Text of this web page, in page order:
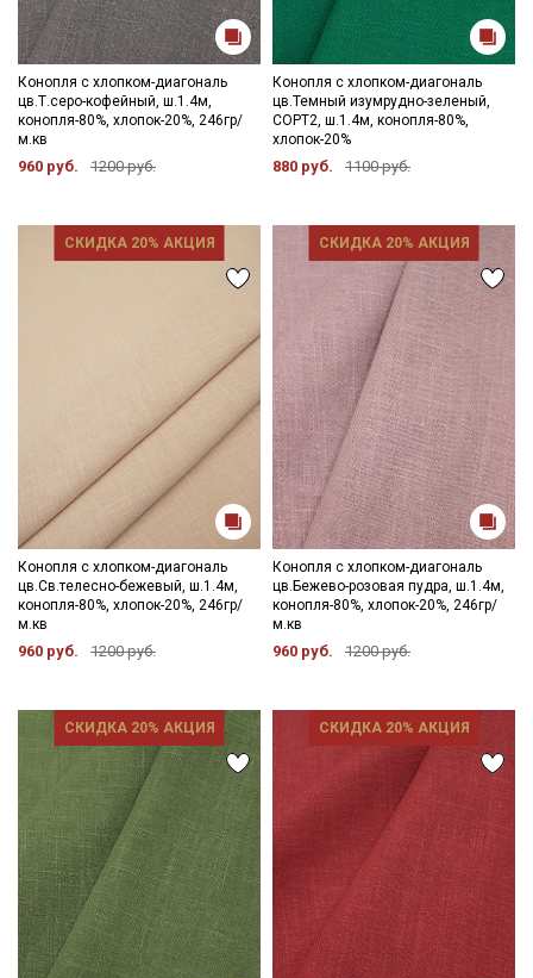
Конопля с хлопком-диагональ
цв.Т.серо-кофейный, ш.1.4м,
конопля-80%, хлопок-20%, 246гр/
м.кв
960 руб. 1200 руб.
Конопля с хлопком-диагональ
цв.Темный изумрудно-зеленый,
СОРТ2, ш.1.4м, конопля-80%,
хлопок-20%
880 руб. 1100 руб.
СКИДКА 20% АКЦИЯ
Конопля с хлопком-диагональ
цв.Св.телесно-бежевый, ш.1.4м,
конопля-80%, хлопок-20%, 246гр/
м.кв
960 руб. 1200 руб.
СКИДКА 20% АКЦИЯ
Конопля с хлопком-диагональ
цв.Бежево-розовая пудра, ш.1.4м,
конопля-80%, хлопок-20%, 246гр/
м.кв
960 руб. 1200 руб.
СКИДКА 20% АКЦИЯ СКИДКА 20% АКЦИЯ